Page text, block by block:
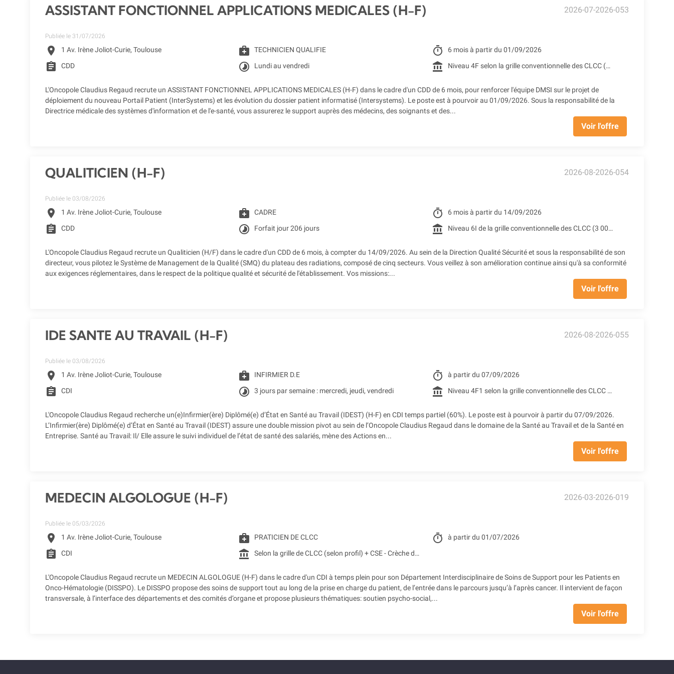
ASSISTANT FONCTIONNEL APPLICATIONS MEDICALES (H-F) 2026-07-2026-053
Publiée le 31/07/2026
location_on 1 Av. Irène Joliot-Curie, Toulouse medical_services TECHNICIEN QUALIFIE timer 6 mois à partir du 01/09/2026
assignment CDD timelapse Lundi au vendredi account_balance Niveau 4F selon la grille conventionnelle des CLCC (2401.75€ Brut) + Prime SEGUR 1 + Reprise ancienneté
L'Oncopole Claudius Regaud recrute un ASSISTANT FONCTIONNEL APPLICATIONS MEDICALES (H-F) dans le cadre d'un CDD de 6 mois, pour renforcer l'équipe DMSI sur le projet de
déploiement du nouveau Portail Patient (InterSystems) et les évolution du dossier patient informatisé (Intersystems). Le poste est à pourvoir au 01/09/2026. Sous la responsabilité de la
Directrice médicale des systèmes d'information et de l'e-santé, vous assurerez le support auprès des médecins, des soignants et des...
Voir l'offre
QUALITICIEN (H-F) 2026-08-2026-054
Publiée le 03/08/2026
location_on 1 Av. Irène Joliot-Curie, Toulouse medical_services CADRE timer 6 mois à partir du 14/09/2026
assignment CDD timelapse Forfait jour 206 jours account_balance Niveau 6I de la grille conventionnelle des CLCC (3 005.42 € Brut) + Prime SEGUR (248.98 € Brut) + Reprise d'ancienneté
L'Oncopole Claudius Regaud recrute un Qualiticien (H/F) dans le cadre d'un CDD de 6 mois, à compter du 14/09/2026. Au sein de la Direction Qualité Sécurité et sous la responsabilité de son
directeur, vous pilotez le Système de Management de la Qualité (SMQ) du plateau des radiations, composé de cinq secteurs. Vous veillez à son amélioration continue ainsi qu'à sa conformité
aux exigences réglementaires, dans le respect de la politique qualité et sécurité de l'établissement. Vos missions:...
Voir l'offre
IDE SANTE AU TRAVAIL (H-F) 2026-08-2026-055
Publiée le 03/08/2026
location_on 1 Av. Irène Joliot-Curie, Toulouse medical_services INFIRMIER D.E timer à partir du 07/09/2026
assignment CDI timelapse 3 jours par semaine : mercredi, jeudi, vendredi account_balance Niveau 4F1 selon la grille conventionnelle des CLCC (1 455.49 € Brut à 60%) + Prime SEGUR 1&2 + Reprise ancienneté
L'Oncopole Claudius Regaud recherche un(e)Infirmier(ère) Diplômé(e) d’État en Santé au Travail (IDEST) (H-F) en CDI temps partiel (60%). Le poste est à pourvoir à partir du 07/09/2026.
L’Infirmier(ère) Diplômé(e) d’État en Santé au Travail (IDEST) assure une double mission pivot au sein de l’Oncopole Claudius Regaud dans le domaine de la Santé au Travail et de la Santé en
Entreprise. Santé au Travail: Il/ Elle assure le suivi individuel de l’état de santé des salariés, mène des Actions en...
Voir l'offre
MEDECIN ALGOLOGUE (H-F) 2026-03-2026-019
Publiée le 05/03/2026
location_on 1 Av. Irène Joliot-Curie, Toulouse medical_services PRATICIEN DE CLCC timer à partir du 01/07/2026
assignment CDI account_balance Selon la grille de CLCC (selon profil) + CSE - Crèche d'entreprise - Restaurant d'entreprise - Remboursement des frais de transports (accessibilité bus + Teleo)
L'Oncopole Claudius Regaud recrute un MEDECIN ALGOLOGUE (H-F) dans le cadre d'un CDI à temps plein pour son Département Interdisciplinaire de Soins de Support pour les Patients en
Onco-Hématologie (DISSPO). Le DISSPO propose des soins de support tout au long de la prise en charge du patient, de l’entrée dans le parcours jusqu’à l’après cancer. Il intervient de façon
transversale, à l’interface des départements et des comités d’organe et propose plusieurs thématiques: soutien psycho-social,...
Voir l'offre